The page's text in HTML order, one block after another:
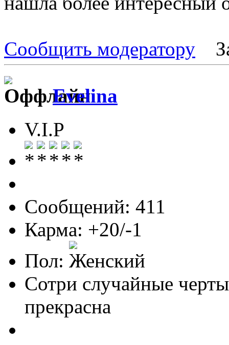
Сообщить модератору
Evelina
V.I.P
Сообщений: 411
Карма: +20/-1
Пол:
Сотри случайные
прекрасна